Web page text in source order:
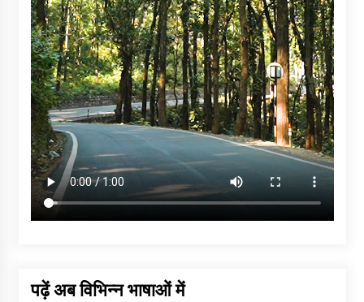
पढ़ें अब विभिन्न भाषाओं में